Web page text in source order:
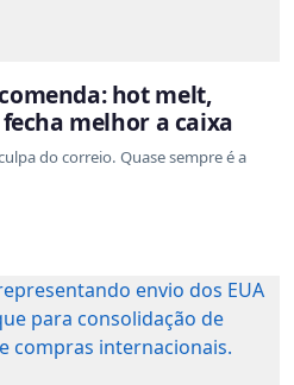
hot melt,
melhor a caixa
do correio. Quase sempre é a